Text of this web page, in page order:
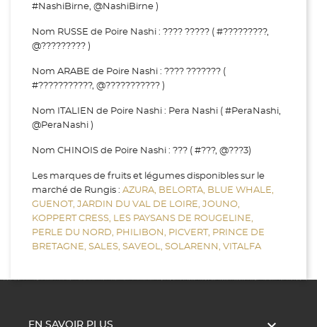
#NashiBirne, @NashiBirne )
Nom RUSSE de Poire Nashi : ???? ????? ( #?????????,
@????????? )
Nom ARABE de Poire Nashi : ???? ??????? (
#???????????, @??????????? )
Nom ITALIEN de Poire Nashi : Pera Nashi ( #PeraNashi,
@PeraNashi )
Nom CHINOIS de Poire Nashi : ??? ( #???, @???3)
Les marques de fruits et légumes disponibles sur le
marché de Rungis : AZURA, BELORTA, BLUE WHALE,
GUENOT, JARDIN DU VAL DE LOIRE, JOUNO,
KOPPERT CRESS, LES PAYSANS DE ROUGELINE,
PERLE DU NORD, PHILIBON, PICVERT, PRINCE DE
BRETAGNE, SALES, SAVEOL, SOLARENN, VITALFA
EN SAVOIR PLUS